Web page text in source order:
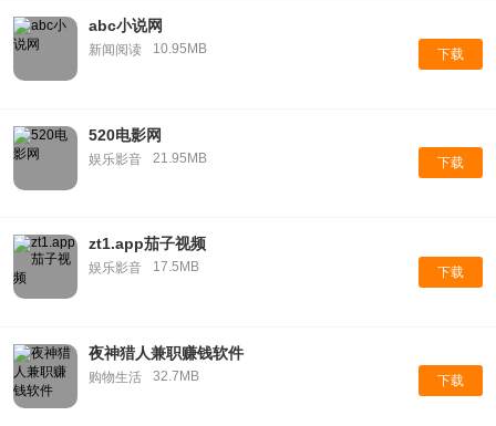
abc小说网
新闻阅读 10.95MB 下载
520电影网
娱乐影音 21.95MB 下载
zt1.app茄子视频
娱乐影音 17.5MB 下载
夜神猎人兼职赚钱软件
购物生活 32.7MB 下载